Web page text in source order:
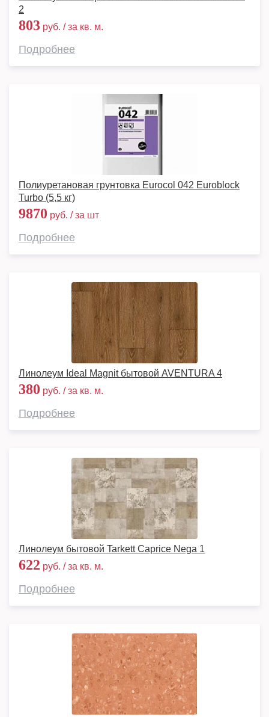
2
803 руб. / за кв. м.
Подробнее
Полиуретановая грунтовка Eurocol 042 Euroblock
Turbo (5,5 кг)
9870 руб. / за шт
Подробнее
Линолеум Ideal Magnit бытовой AVENTURA 4
380 руб. / за кв. м.
Подробнее
Линолеум бытовой Tarkett Caprice Nega 1
622 руб. / за кв. м.
Подробнее